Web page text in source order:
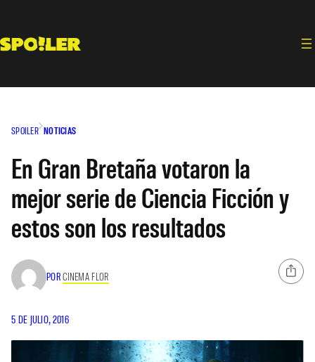
contenido
SPOILER NOTICIAS
En Gran Bretaña votaron la
mejor serie de Ciencia Ficción y
estos son los resultados
PORCINEMA FLOR
5 DE JULIO, 2016